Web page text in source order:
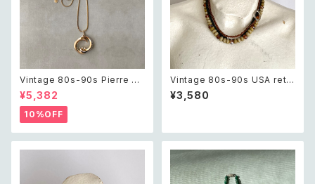
Vintage 80s-90s Pierre ca
rdin crystal bijou bicolor g
eometric necklace レトロ ヴ
ィンテージ アクセサリー ピエー
ル・カルダン クリスタル ビジュ
ー バイカラー ジオメトリック ネ
ックレス
¥5,382
10%OFF
Vintage 80s-90s USA retr
o brown×black beads nec
klace レトロ アメリカ ヴィンテ
¥3,580